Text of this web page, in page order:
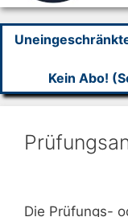
Kein Abo!
Die Prüfungs-